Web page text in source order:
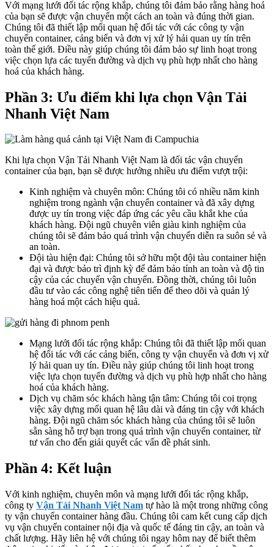
Với mạng lưới đối tác rộng khắp, chúng tôi đảm bảo rằng hàng hoá
của bạn sẽ được vận chuyển một cách an toàn và đúng thời gian.
Chúng tôi đã thiết lập mối quan hệ đối tác với các công ty vận
chuyển container, cảng biển và đơn vị xử lý hải quan uy tín trên
toàn thế giới. Điều này giúp chúng tôi đảm bảo sự linh hoạt trong
việc chọn lựa các tuyến đường và dịch vụ phù hợp nhất cho hàng
hoá của khách hàng.
Phần 3: Ưu điểm khi lựa chọn Vận Tải
Nhanh Việt Nam
Khi lựa chọn Vận Tải Nhanh Việt Nam là đối tác vận chuyển
container của bạn, bạn sẽ được hưởng nhiều ưu điểm vượt trội:
Kinh nghiệm và chuyên môn: Chúng tôi có nhiều năm kinh
nghiệm trong ngành vận chuyển container và đã xây dựng
được uy tín trong việc đáp ứng các yêu cầu khắt khe của
khách hàng. Đội ngũ chuyên viên giàu kinh nghiệm của
chúng tôi sẽ đảm bảo quá trình vận chuyển diễn ra suôn sẻ và
an toàn.
Đội tàu hiện đại: Chúng tôi sở hữu một đội tàu container hiện
đại và được bảo trì định kỳ để đảm bảo tính an toàn và độ tin
cậy của các chuyến vận chuyển. Đồng thời, chúng tôi luôn
đầu tư vào các công nghệ tiên tiến để theo dõi và quản lý
hàng hoá một cách hiệu quả.
Mạng lưới đối tác rộng khắp: Chúng tôi đã thiết lập mối quan
hệ đối tác với các cảng biển, công ty vận chuyển và đơn vị xử
lý hải quan uy tín. Điều này giúp chúng tôi linh hoạt trong
việc lựa chọn tuyến đường và dịch vụ phù hợp nhất cho hàng
hoá của khách hàng.
Dịch vụ chăm sóc khách hàng tận tâm: Chúng tôi coi trọng
việc xây dựng mối quan hệ lâu dài và đáng tin cậy với khách
hàng. Đội ngũ chăm sóc khách hàng của chúng tôi sẽ luôn
sẵn sàng hỗ trợ bạn trong quá trình vận chuyển container, từ
tư vấn cho đến giải quyết các vấn đề phát sinh.
Phần 4: Kết luận
Với kinh nghiệm, chuyên môn và mạng lưới đối tác rộng khắp,
công ty Vận Tải Nhanh Việt Nam tự hào là một trong những công
ty vận chuyển container hàng đầu. Chúng tôi cam kết cung cấp dịch
vụ vận chuyển container nội địa và quốc tế đáng tin cậy, an toàn và
chất lượng. Hãy liên hệ với chúng tôi ngay hôm nay để biết thêm